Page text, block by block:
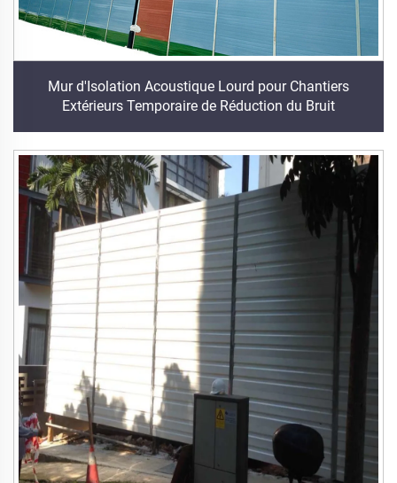
Mur d'Isolation Acoustique Lourd pour Chantiers
Extérieurs Temporaire de Réduction du Bruit